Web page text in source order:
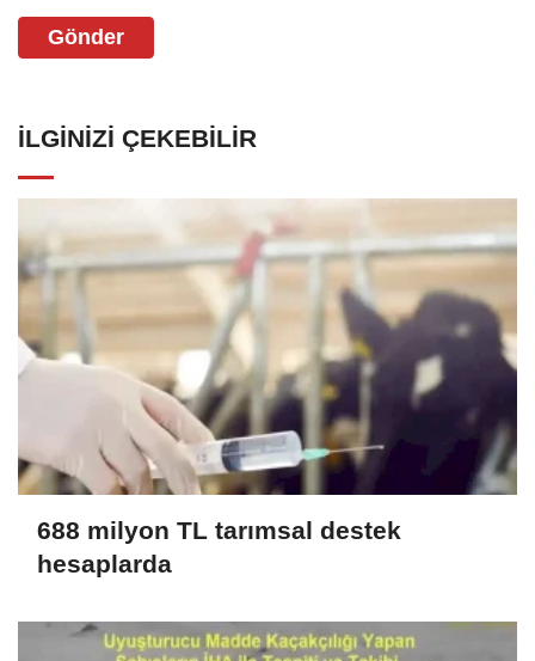
Gönder
İLGINIZI ÇEKEBILIR
688 milyon TL tarımsal destek
hesaplarda